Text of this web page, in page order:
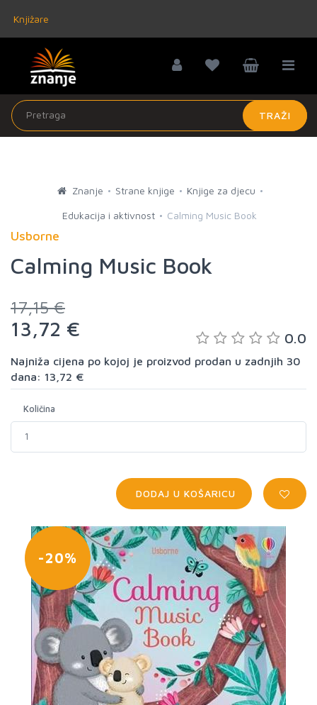
Knjižare
TRAŽI
Znanje Strane knjige Knjige za djecu
Edukacija i aktivnost Calming Music Book
Usborne
Calming Music Book
17,15 €
13,72 € 0.0
Najniža cijena po kojoj je proizvod prodan u zadnjih 30
dana: 13,72 €
Količina
DODAJ U KOŠARICU
-20%